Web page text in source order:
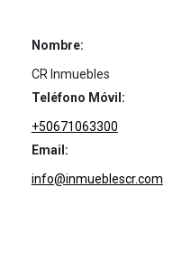
Nombre:
CR Inmuebles
Teléfono Móvil:
+50671063300
Email:
info@inmueblescr.com